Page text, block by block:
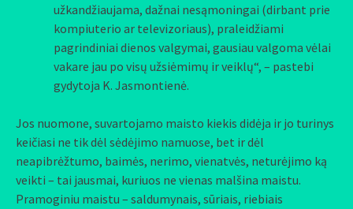
užkandžiaujama, dažnai nesąmoningai (dirbant prie
kompiuterio ar televizoriaus), praleidžiami
pagrindiniai dienos valgymai, gausiau valgoma vėlai
vakare jau po visų užsiėmimų ir veiklų“, – pastebi
gydytoja K. Jasmontienė.
Jos nuomone, suvartojamo maisto kiekis didėja ir jo turinys
keičiasi ne tik dėl sėdėjimo namuose, bet ir dėl
neapibrėžtumo, baimės, nerimo, vienatvės, neturėjimo ką
veikti – tai jausmai, kuriuos ne vienas malšina maistu.
Pramoginiu maistu – saldumynais, sūriais, riebiais